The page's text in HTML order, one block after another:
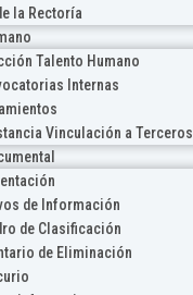
la Rectoría
Talento Humano
Internas
Vinculación a Terceros
de Información
de Clasificación
de Eliminación